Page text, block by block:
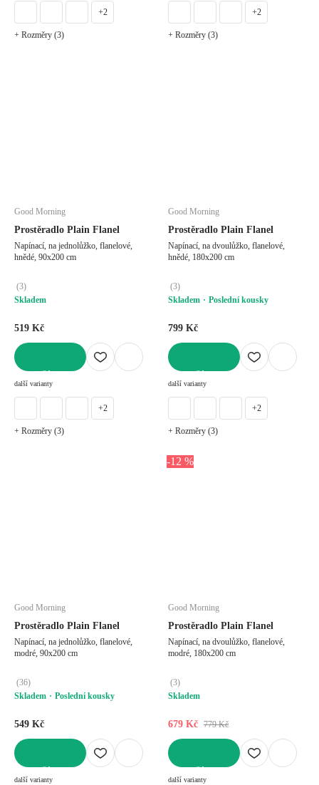
+2
+ Rozměry (3)
+2
+ Rozměry (3)
Good Morning
Prostěradlo Plain Flanel
Napínací, na jednolůžko, flanelové,
hnědé, 90x200 cm
(3)
Skladem
519 Kč
další varianty
+2
+ Rozměry (3)
Good Morning
Prostěradlo Plain Flanel
Napínací, na dvoulůžko, flanelové,
hnědé, 180x200 cm
(3)
Skladem
Poslední kousky
799 Kč
další varianty
+2
+ Rozměry (3)
Good Morning
Prostěradlo Plain Flanel
Napínací, na jednolůžko, flanelové,
modré, 90x200 cm
(36)
Skladem
Poslední kousky
549 Kč
další varianty
-12 %
Good Morning
Prostěradlo Plain Flanel
Napínací, na dvoulůžko, flanelové,
modré, 180x200 cm
(3)
Skladem
679 Kč 779 Kč
další varianty